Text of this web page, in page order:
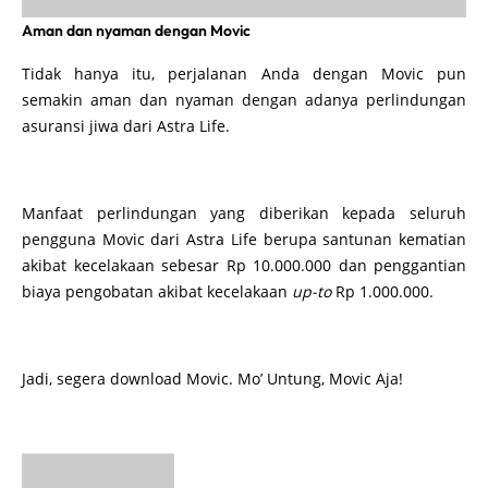
Aman dan nyaman dengan Movic
Tidak hanya itu, perjalanan Anda dengan Movic pun
semakin aman dan nyaman dengan adanya perlindungan
asuransi jiwa dari Astra Life.
Manfaat perlindungan yang diberikan kepada seluruh
pengguna Movic dari Astra Life berupa santunan kematian
akibat kecelakaan sebesar Rp 10.000.000 dan penggantian
biaya pengobatan akibat kecelakaan up-toRp 1.000.000.
Jadi, segera download Movic. Mo’ Untung, Movic Aja!